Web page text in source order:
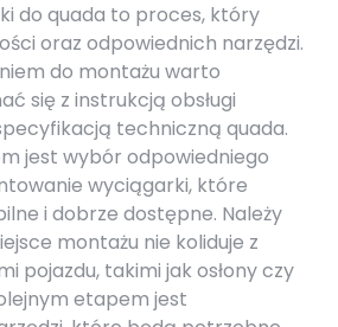
do quada to proces, który
oraz odpowiednich narzędzi.
do montażu warto
się z instrukcją obsługi
techniczną quada.
jest wybór odpowiedniego
wyciągarki, które
i dobrze dostępne. Należy
montażu nie koliduje z
pojazdu, takimi jak osłony czy
etapem jest